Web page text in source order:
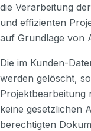
die Verarbeitung
und effizienten
auf Grundlage von
Die im Kunden-
werden gelöscht,
Projektbearbeitung
keine gesetzlichen
berechtigten